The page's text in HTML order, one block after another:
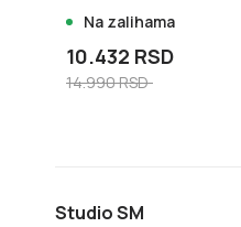
Na zalihama
10.432 RSD
14.990 RSD
Studio SM